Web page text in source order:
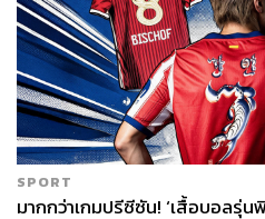
SPORT
มากกว่าเกมปรีซีซัน! ‘เสื้อบอลรุ่